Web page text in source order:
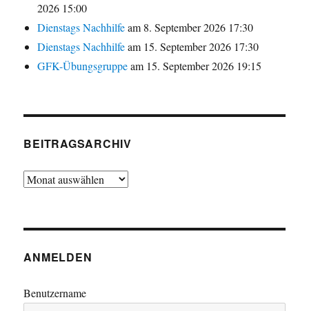
2026 15:00
Dienstags Nachhilfeam 8. September 2026 17:30
Dienstags Nachhilfeam 15. September 2026 17:30
GFK-Übungsgruppeam 15. September 2026 19:15
BEITRAGSARCHIV
Beitragsarchiv
ANMELDEN
Benutzername